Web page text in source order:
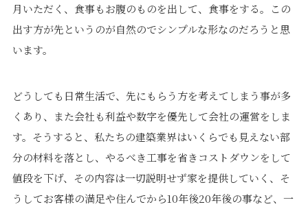
月いただく、食事もお腹のものを出して、食事をする。この
出す方が先というのが自然のでシンプルな形なのだろうと思
います。
どうしても日常生活で、先にもらう方を考えてしまう事が多
くあり、また会社も利益や数字を優先して会社の運営をしま
す。そうすると、私たちの建築業界はいくらでも見えない部
分の材料を落とし、やるべき工事を省きコストダウンをして
値段を下げ、その内容は一切説明せず家を提供していく、そ
うしてお客様の満足や住んでから10年後20年後の事など、一